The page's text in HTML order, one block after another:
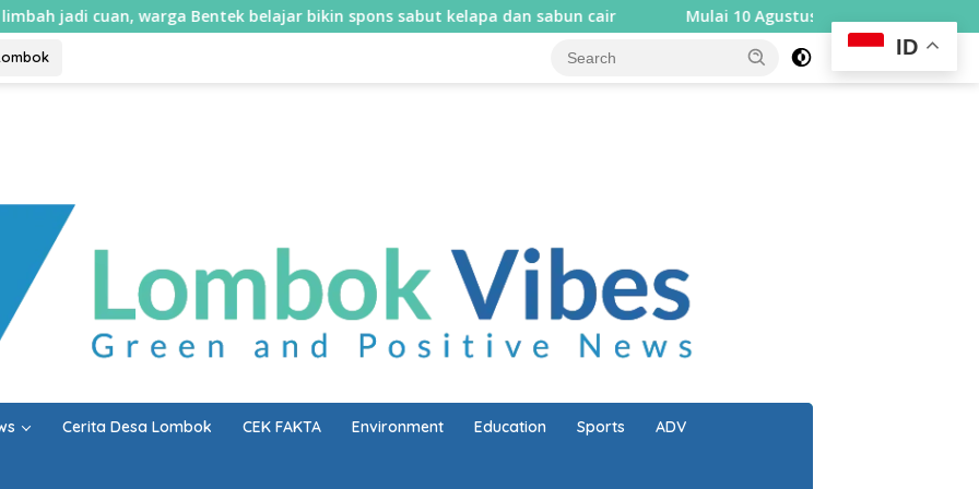
warga Bentek belajar bikin spons sabut kelapa dan sabun cair Mulai 10 Agustus, Rembiga berlakukan sistem satu
Cerita Desa Lombok CEK FAKTA Environment Education Sports ADV
ID